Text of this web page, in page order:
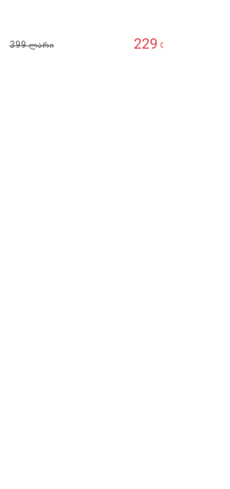
399ლარი 229 ლარი